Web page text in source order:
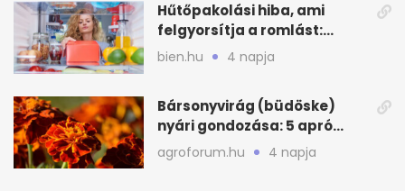
Hűtőpakolási hiba, ami
felgyorsítja a romlást:
zónákra figyelj
bien.hu 4 napja
Bársonyvirág (büdöske)
nyári gondozása: 5 apró
lépés a dús virágzásért
agroforum.hu 4 napja